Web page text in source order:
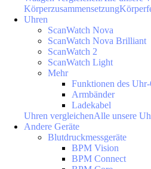
Körperzusammensetzung
Uhren
ScanWatch Nova
ScanWatch Nova Brilliant
ScanWatch 2
ScanWatch Light
Mehr
Funktionen des
Armbänder
Ladekabel
Uhren vergleichenAlle unsere
Andere Geräte
Blutdruckmessgeräte
BPM Vision
BPM Connect